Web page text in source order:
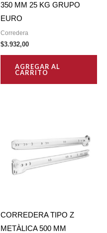
350 MM 25 KG GRUPO
EURO
Corredera
$3.932,00
AGREGAR AL
CARRITO
CORREDERA TIPO Z
METÀLICA 500 MM